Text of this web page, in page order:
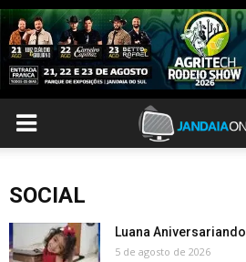
SOCIAL
Luana Aniversariando
5 de agosto de 2026